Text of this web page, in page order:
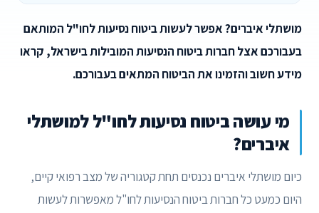
מושתלי איברים? אפשר לעשות ביטוח נסיעות לחו"ל המותאם
בעבורכם אצל חברות ביטוח הנסיעות המובילות בישראל, קראו
מידע חשוב והזמינו את הביטוח המתאים בעבורכם.
מי עושה ביטוח נסיעות לחו"ל למושתלי
איברים?
כיום מושתלי איברים נכנסים תחת קטגוריה של מצב רפואי קיים,
היום כמעט כל חברות ביטוח הנסיעות לחו"ל מאפשרות לעשות